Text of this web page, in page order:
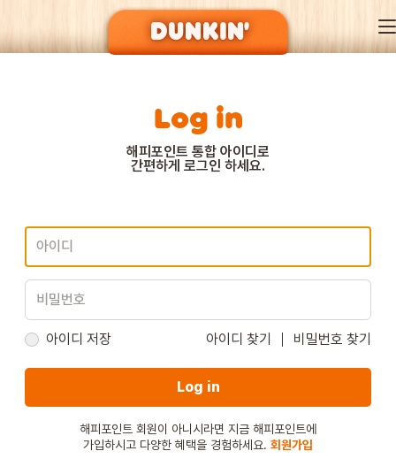
DUNKIN’ OF SEASON
MENU
EVENT
STORE
Log in
해피포인트 통합 아이디로
간편하게 로그인 하세요.
아이디 저장 아이디 찾기 비밀번호 찾기
Log in
해피포인트 회원이 아니시라면 지금 해피포인트에
가입하시고 다양한 혜택을 경험하세요. 회원가입